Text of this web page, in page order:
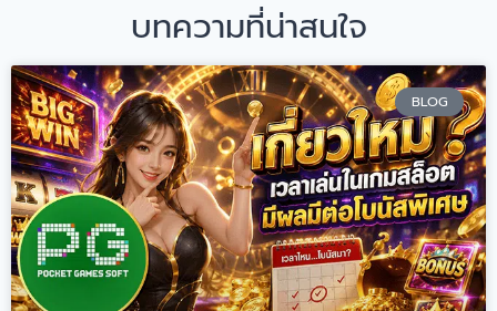
บทความที่น่าสนใจ
BLOG